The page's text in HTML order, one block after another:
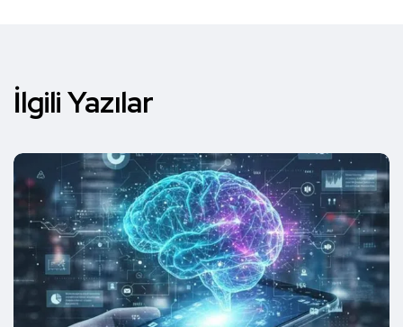
İlgili Yazılar